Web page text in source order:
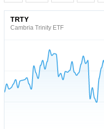
TRTY
Cambria Trinity ETF